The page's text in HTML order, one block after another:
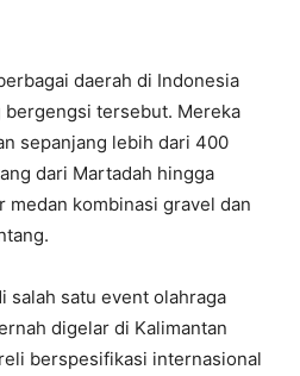
daerah di Indonesia
bergengsi tersebut. Mereka
sepanjang lebih dari 400
dari Martadah hingga
medan kombinasi gravel dan
salah satu event olahraga
digelar di Kalimantan
berspesifikasi internasional